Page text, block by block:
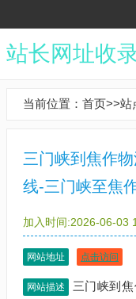
站长网址收
当前位置： 首页>>站
三门峡到焦作
线-三门峡至焦
加入时间:2026-06-03
网站地址 点击访问
网站描述
三门峡到